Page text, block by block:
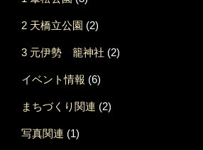
2 天橋立公園 (2)
3 元伊勢 籠神社 (2)
イベント情報 (6)
まちづくり関連 (2)
写真関連 (1)